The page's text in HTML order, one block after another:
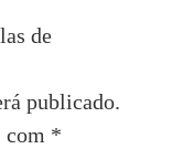
de
publicado.
com *